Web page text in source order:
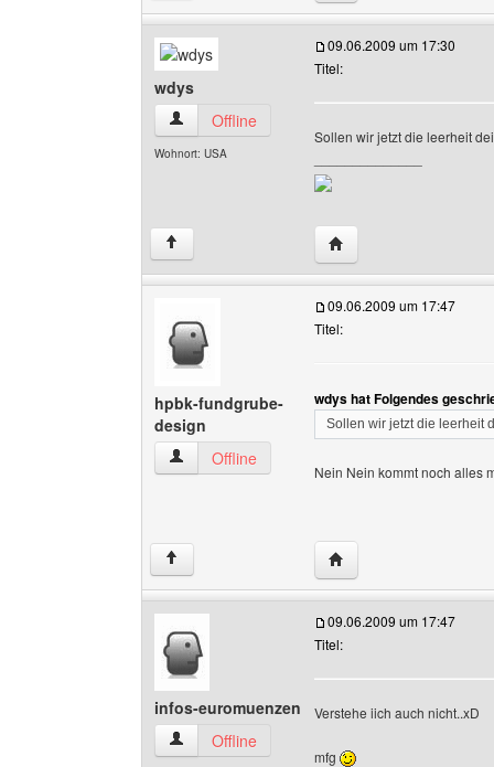
wdys
wdys Benutzer-Profile anzeigen
Offline
Wohnort: USA
09.06.2009 um 17:30
Titel:
Sollen wir jetzt die leerheit
↑ Website dieses
hpbk-fundgrube-
design
hpbk-fundgrube-design Benutzer-Profile
Offline
09.06.2009 um 17:47
Titel:
wdys hat Folgendes
Sollen wir jetzt die leerheit
Nein Nein kommt noch alles
↑ Website dieses
infos-euromuenzen
infos-euromuenzen Benutzer-Profile anzeigen
Offline
09.06.2009 um 17:47
Titel:
Verstehe iich auch nicht..xD
mfg